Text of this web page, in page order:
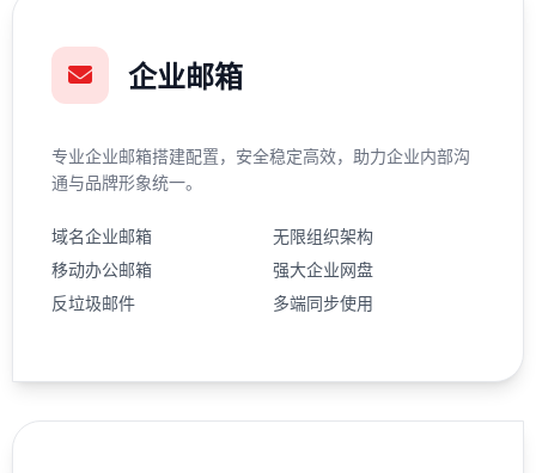
企业邮箱
专业企业邮箱搭建配置，安全稳定高效，助力企业内部沟
通与品牌形象统一。
域名企业邮箱
无限组织架构
移动办公邮箱
强大企业网盘
反垃圾邮件
多端同步使用